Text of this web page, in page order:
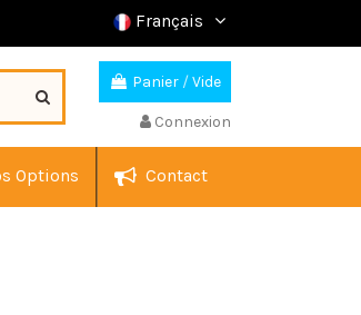
Français
Panier /Vide
Connexion
Options Contact